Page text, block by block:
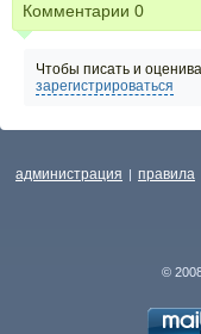
Комментарии 0
Чтобы писать и
зарегистрироваться
администрация | правила
©